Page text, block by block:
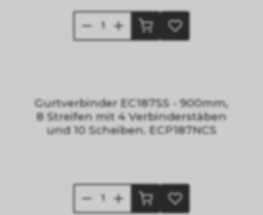
Gurtverbinder EC187SS - 900mm,
8 Streifen mit 4 Verbinderstäben
und 10 Scheiben. ECP187NCS